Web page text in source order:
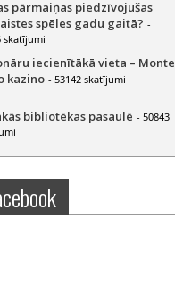
pārmaiņas piedzīvojušas
spēles gadu gaitā? -
skatījumi
iecienītākā vieta – Monte
kazino - 53142 skatījumi
bibliotēkas pasaulē - 50843